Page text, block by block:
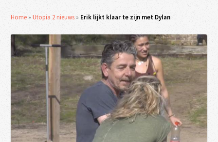
Home »Utopia 2 nieuws » Erik lijkt klaar te zijn met Dylan